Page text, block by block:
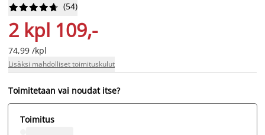





 (54)
2 kpl 109,-
74,99 /kpl
Lisäksi mahdolliset toimituskulut
Toimitetaan vai noudat itse?
Toimitus